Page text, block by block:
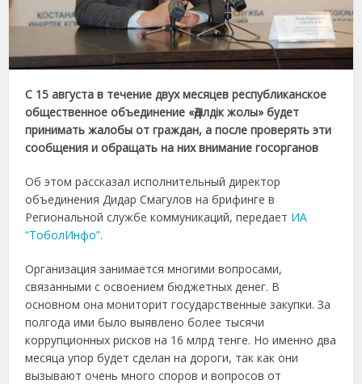
С 15 августа в течение двух месяцев республиканское
общественное объединение «Әділдік жолы» будет
принимать жалобы от граждан, а после проверять эти
сообщения и обращать на них внимание госорганов
Об этом рассказал исполнительный директор
объединения Дидар Смагулов на брифинге в
Региональной службе коммуникаций, передает ИА
“ТоболИнфо”.
Организация занимается многими вопросами,
связанными с освоением бюджетных денег. В
основном она мониторит государственные закупки. За
полгода ими было выявлено более тысячи
коррупционных рисков на 16 млрд тенге. Но именно два
месяца упор будет сделан на дороги, так как они
вызывают очень много споров и вопросов от